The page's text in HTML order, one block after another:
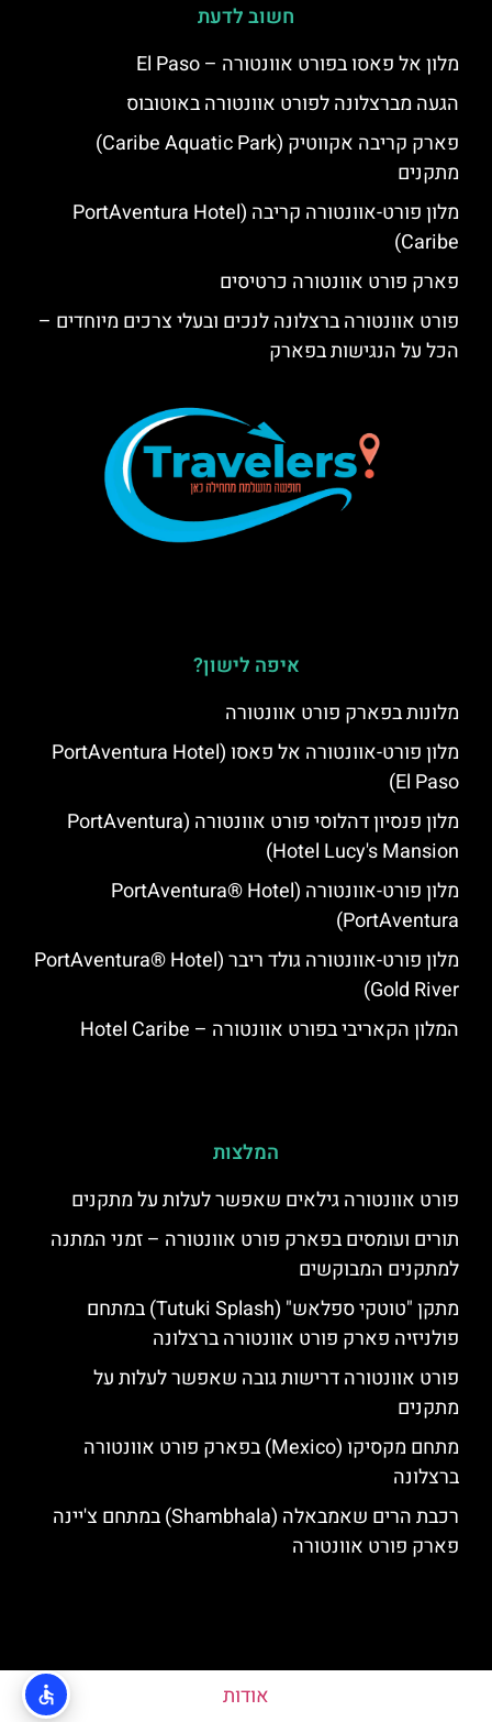
חשוב לדעת
מלון אל פאסו בפורט אוונטורה – El Paso
הגעה מברצלונה לפורט אוונטורה באוטובוס
פארק קריבה אקווטיק (Caribe Aquatic Park)
מתקנים
מלון פורט-אוונטורה קריבה (PortAventura Hotel
Caribe)
פארק פורט אוונטורה כרטיסים
פורט אוונטורה ברצלונה לנכים ובעלי צרכים מיוחדים –
הכל על הנגישות בפארק
איפה לישון?
מלונות בפארק פורט אוונטורה
מלון פורט-אוונטורה אל פאסו (PortAventura Hotel
El Paso)
מלון פנסיון דהלוסי פורט אוונטורה (PortAventura
Hotel Lucy's Mansion‬)
מלון פורט-אוונטורה (PortAventura® Hotel
PortAventura)
מלון פורט-אוונטורה גולד ריבר (PortAventura® Hotel
Gold River)
המלון הקאריבי בפורט אוונטורה – Hotel Caribe
המלצות
פורט אוונטורה גילאים שאפשר לעלות על מתקנים
תורים ועומסים בפארק פורט אוונטורה – זמני המתנה
למתקנים המבוקשים
מתקן "טוטקי ספלאש" (Tutuki Splash) במתחם
פולניזיה פארק פורט אוונטורה ברצלונה
פורט אוונטורה דרישות גובה שאפשר לעלות על
מתקנים
מתחם מקסיקו (Mexico) בפארק פורט אוונטורה
ברצלונה
רכבת הרים שאמבאלה (Shambhala) במתחם צ'יינה
פארק פורט אוונטורה
אודות